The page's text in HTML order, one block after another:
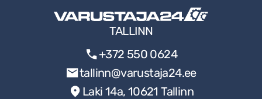
Mittaus- ja merkintävälineet
Silikonipistoolit
Vaahdotusaseet
TALLINN
+372 550 0624
tallinn@varustaja24.ee
Laki 14a, 10621 Tallinn